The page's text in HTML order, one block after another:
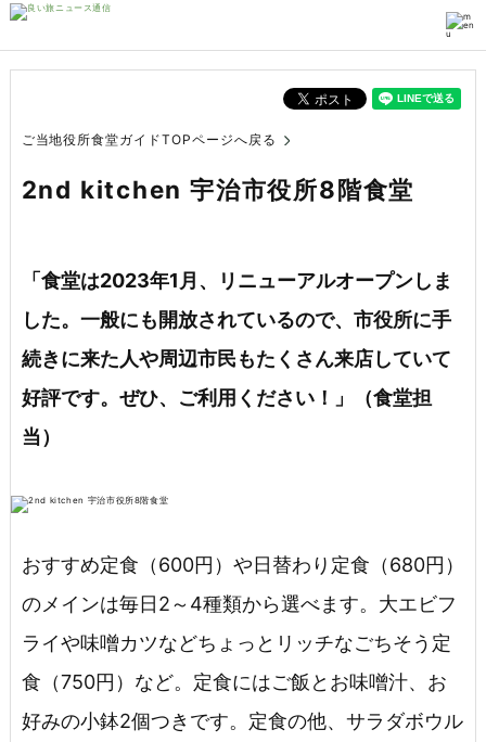
ご当地役所食堂ガイドTOPページへ戻る
2nd kitchen 宇治市役所8階食堂
「食堂は2023年1月、リニューアルオープンしま
した。一般にも開放されているので、市役所に手
続きに来た人や周辺市民もたくさん来店していて
好評です。ぜひ、ご利用ください！」（食堂担
当）
おすすめ定食（600円）や日替わり定食（680円）
のメインは毎日2～4種類から選べます。大エビフ
ライや味噌カツなどちょっとリッチなごちそう定
食（750円）など。定食にはご飯とお味噌汁、お
好みの小鉢2個つきです。定食の他、サラダボウル